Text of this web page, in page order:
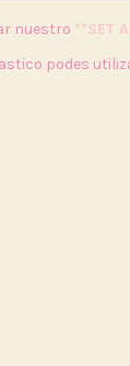
nuestro **SET
podes